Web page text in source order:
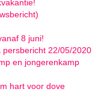
8 juni!
22/05/2020
en jongerenkamp
hart voor dove